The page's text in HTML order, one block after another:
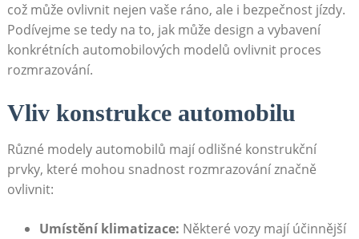
což může ovlivnit nejen ⁤vaše ráno,⁣ ale i bezpečnost jízdy.
Podívejme ⁤se⁤ tedy na to, jak může​ design a vybavení
konkrétních⁣ automobilových modelů⁣ ovlivnit proces ​
rozmrazování.
Vliv‍ konstrukce automobilu
Různé modely automobilů mají​ odlišné konstrukční
prvky, které mohou snadnost rozmrazování značně
ovlivnit:
Umístění klimatizace: Některé vozy mají účinnější